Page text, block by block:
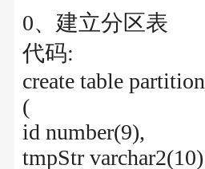
0、建立分区表
代码:
create table
(
id number(9),
tmpStr varchar2(10)